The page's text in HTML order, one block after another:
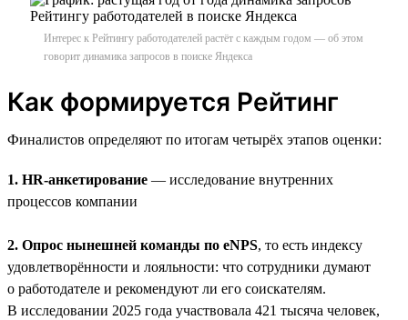
Интерес к Рейтингу работодателей растёт с каждым годом — об этом
говорит динамика запросов в поиске Яндекса
Как формируется Рейтинг
Финалистов определяют по итогам четырёх этапов оценки:
1. HR-анкетирование — исследование внутренних
процессов компании
2. Опрос нынешней команды по eNPS, то есть индексу
удовлетворённости и лояльности: что сотрудники думают
о работодателе и рекомендуют ли его соискателям.
В исследовании 2025 года участвовала 421 тысяча человек,